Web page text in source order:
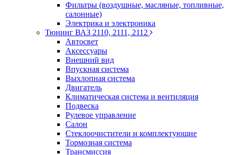
Фильтры (воздушные, масляные, топливные,
салонные)
Электрика и электроника
Тюнинг ВАЗ 2110, 2111, 2112
Автосвет
Аксессуары
Внешний вид
Впускная система
Выхлопная система
Двигатель
Климатическая система и вентиляция
Подвеска
Рулевое управление
Салон
Стеклоочистители и комплектующие
Тормозная система
Трансмиссия